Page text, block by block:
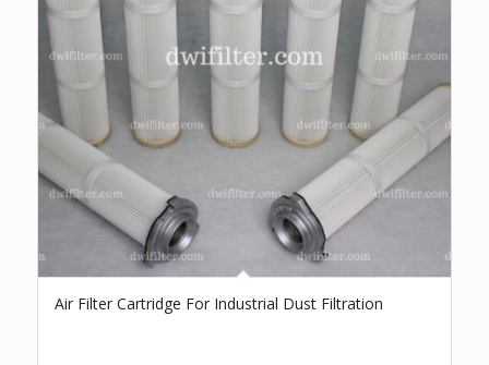
Air Filter Cartridge For Industrial Dust Filtration